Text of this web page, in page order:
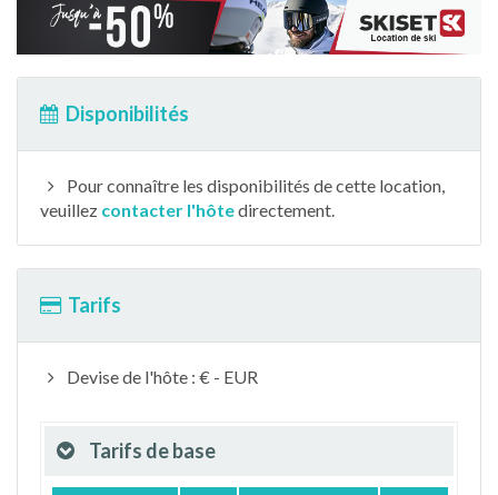
Disponibilités
Pour connaître les disponibilités de cette location,
veuillez contacter l'hôtedirectement.
Tarifs
Devise de l'hôte : € - EUR
Tarifs de base